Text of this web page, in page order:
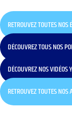
RETROUVEZ TOUTES NOS
DÉCOUVREZ TOUS NOS
DÉCOUVREZ NOS VIDÉOS
RETROUVEZ TOUTES NOS